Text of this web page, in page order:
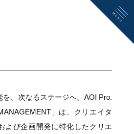
を、次なるステージへ。AOI Pro.
」は、クリエイタ
よび企画開発に特化したクリエ